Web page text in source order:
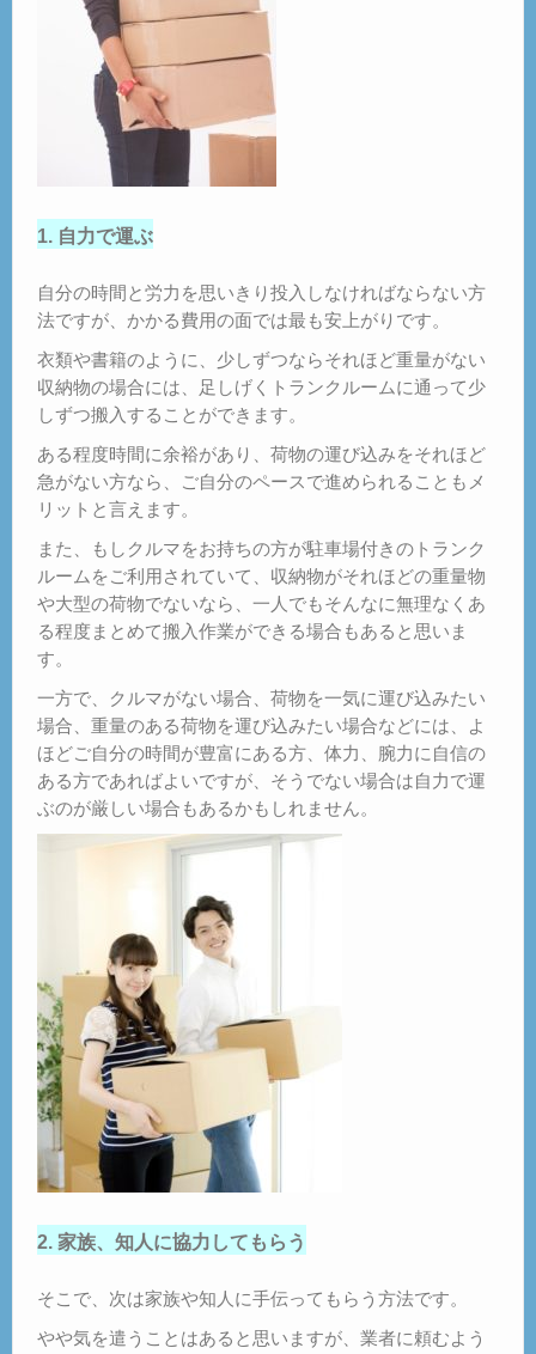
1. 自力で運ぶ
自分の時間と労力を思いきり投入しなければならない方
法ですが、かかる費用の面では最も安上がりです。
衣類や書籍のように、少しずつならそれほど重量がない
収納物の場合には、足しげくトランクルームに通って少
しずつ搬入することができます。
ある程度時間に余裕があり、荷物の運び込みをそれほど
急がない方なら、ご自分のペースで進められることもメ
リットと言えます。
また、もしクルマをお持ちの方が駐車場付きのトランク
ルームをご利用されていて、収納物がそれほどの重量物
や大型の荷物でないなら、一人でもそんなに無理なくあ
る程度まとめて搬入作業ができる場合もあると思いま
す。
一方で、クルマがない場合、荷物を一気に運び込みたい
場合、重量のある荷物を運び込みたい場合などには、よ
ほどご自分の時間が豊富にある方、体力、腕力に自信の
ある方であればよいですが、そうでない場合は自力で運
ぶのが厳しい場合もあるかもしれません。
2. 家族、知人に協力してもらう
そこで、次は家族や知人に手伝ってもらう方法です。
やや気を遣うことはあると思いますが、業者に頼むよう